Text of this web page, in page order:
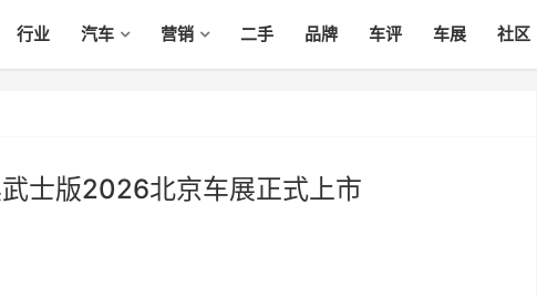
行业 汽车 营销 二手 品牌 车评 车展 社区
士版2026北京车展正式上市